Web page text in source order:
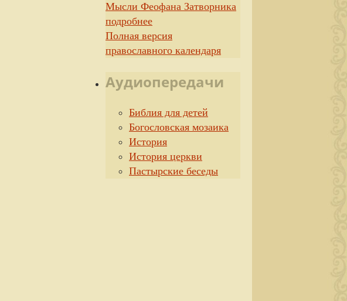
Мысли Феофана Затворника
подробнее
Полная версия
православного календаря
Аудиопередачи
Библия для детей
Богословская мозаика
История
История церкви
Пастырские беседы